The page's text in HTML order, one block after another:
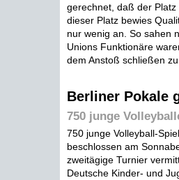
gerechnet, daß der
dieser Platz bewies
nur wenig an. So sahen
Unions Funktionäre
dem Anstoß schließen
Berliner Pokale
750 junge
750 junge Volleyball-
beschlossen am
zweitägige Turnier
Deutsche Kinder- und